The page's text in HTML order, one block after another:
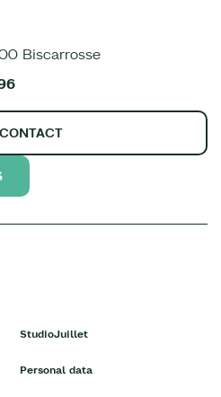
Biscarrosse
CONTACT
StudioJuillet
Personal data